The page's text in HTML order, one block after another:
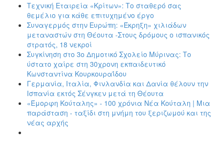
Τεχνική Εταιρεία «Κρίτων»: Το σταθερό σας
θεμέλιο για κάθε επιτυχημένο έργο
Συναγερμός στην Ευρώπη: «Έκρηξη» χιλιάδων
μεταναστών στη Θέουτα -Στους δρόμους ο ισπανικός
στρατός, 18 νεκροί
Συγκίνηση στο 3ο Δημοτικό Σχολείο Μύρινας: Το
ύστατο χαίρε στη 30χρονη εκπαιδευτικό
Κωνσταντίνα Κουρκουραΐδου
Γερμανία, Ιταλία, Φινλανδία και Δανία θέλουν την
Ισπανία εκτός Σένγκεν μετά τη Θέουτα
«Έμορφη Κούταλης» - 100 χρόνια Νέα Κούταλη | Μια
παράσταση - ταξίδι στη μνήμη του ξεριζωμού και της
νέας αρχής